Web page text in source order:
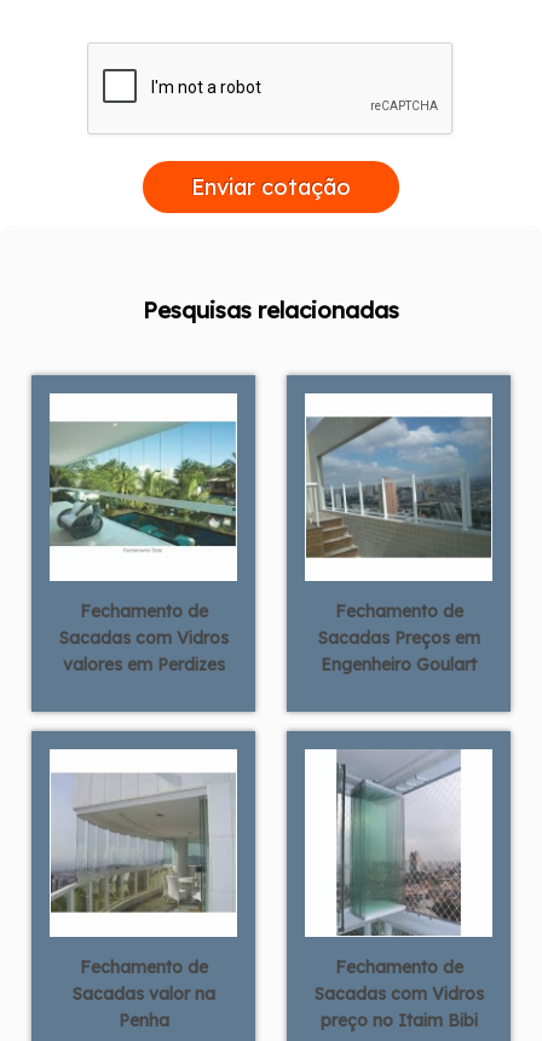
Enviar cotação
Pesquisas relacionadas
Fechamento de
Sacadas com Vidros
valores em Perdizes
Fechamento de
Sacadas Preços em
Engenheiro Goulart
Fechamento de
Sacadas valor na
Penha
Fechamento de
Sacadas com Vidros
preço no Itaim Bibi